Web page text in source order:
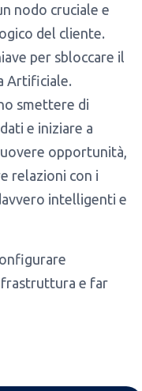
nodo cruciale e
del cliente.
per sbloccare il
Artificiale.
smettere di
e iniziare a
opportunità,
relazioni con i
intelligenti e
e far